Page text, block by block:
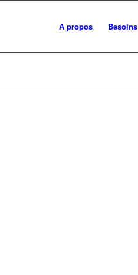
A propos Besoins